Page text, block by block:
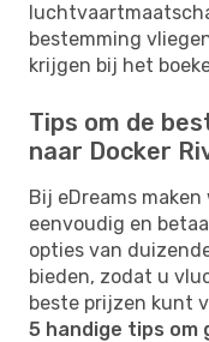
bestemming
krijgen bij het
Tips om de
naar Docker
Bij eDreams
eenvoudig en
opties van
bieden, zodat u
beste prijzen kunt
5 handige tips om